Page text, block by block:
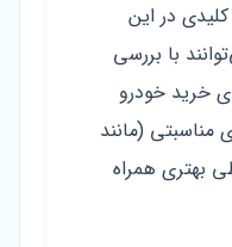
در این
با بررسی
خرید خودرو
مناسبتی (مانند
بهتری همراه